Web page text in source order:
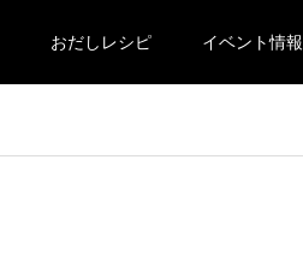
おだしレシピ イベント情報